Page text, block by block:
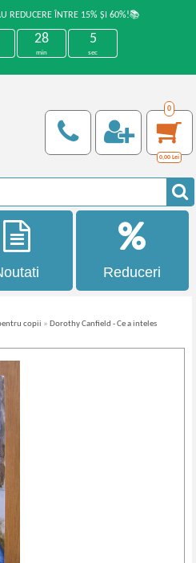
REDUCERE ÎNTRE 15% ȘI 60%!📚
28
min
5
sec
0
0,00 Lei
Reduceri
copii » Dorothy Canfield - Ce a inteles